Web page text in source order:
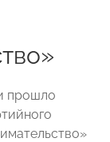
прошло